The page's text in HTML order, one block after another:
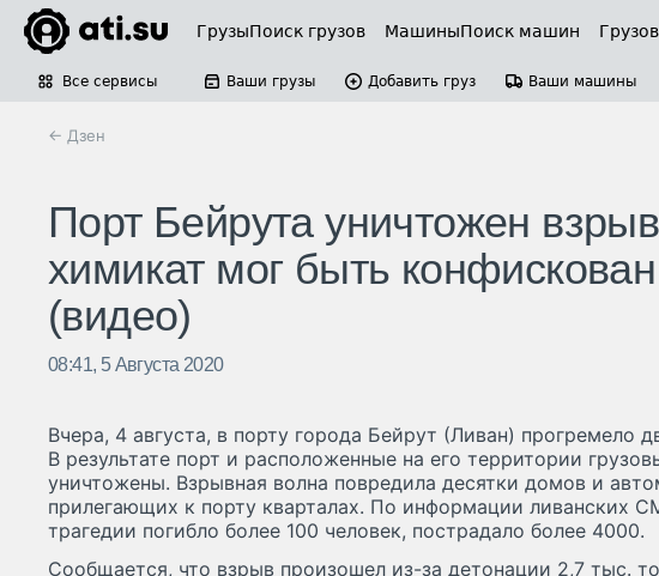
ГрузыПоиск грузов МашиныПоиск машин
Все сервисы Ваши грузы Добавить груз Ваши машины
← Дзен
Порт Бейрута уничтожен
химикат мог быть
(видео)
08:41, 5 Августа 2020
Вчера, 4 августа, в порту города Бейрут (Ливан) прогремело
В результате порт и расположенные на его территории
уничтожены. Взрывная волна повредила десятки домов и
прилегающих к порту кварталах. По информации ливанских
трагедии погибло более 100 человек, пострадало более 4000.
Сообщается, что взрыв произошел из-за детонации 2,7 тыс.